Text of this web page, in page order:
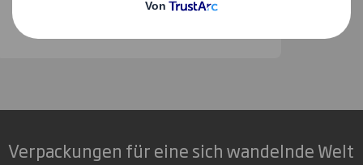
+4966188118
Verpackungen für eine sich wandelnde Welt